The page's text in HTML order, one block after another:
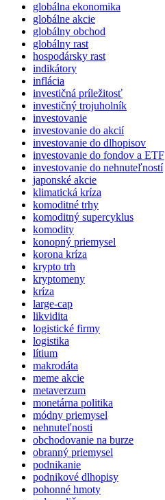
globálna ekonomika
globálne akcie
globálny obchod
globálny rast
hospodársky rast
indikátory
inflácia
investičná príležitosť
investičný trojuholník
investovanie
investovanie do akcií
investovanie do dlhopisov
investovanie do fondov a ETF
investovanie do nehnuteľností
japonské akcie
klimatická kríza
komoditné trhy
komoditný supercyklus
komodity
konopný priemysel
korona kríza
krypto trh
kryptomeny
kríza
large-cap
likvidita
logistické firmy
logistika
lítium
makrodáta
meme akcie
metaverzum
monetárna politika
módny priemysel
nehnuteľnosti
obchodovanie na burze
obranný priemysel
podnikanie
podnikové dlhopisy
pohonné hmoty